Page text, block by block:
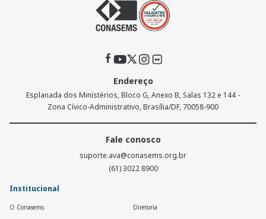
Endereço
Esplanada dos Ministérios, Bloco G, Anexo B, Salas 132 e 144 -
Zona Cívico-Administrativo, Brasília/DF, 70058-900
Fale conosco
suporte.ava@conasems.org.br
(61) 3022 8900
Institucional
O Conasems Diretoria